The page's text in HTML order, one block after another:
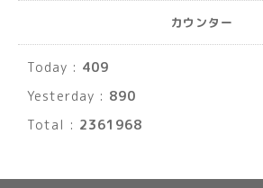
カウンター
Today : 409
Yesterday : 890
Total : 2361968